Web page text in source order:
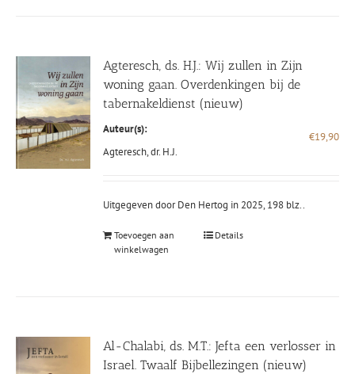
Agteresch, ds. H.J.: Wij zullen in Zijn
woning gaan. Overdenkingen bij de
tabernakeldienst (nieuw)
Auteur(s):
Agteresch, dr. H.J.
€19,90
Uitgegeven door Den Hertog in 2025, 198 blz..
Toevoegen aan
winkelwagen
Details
Al-Chalabi, ds. M.T.: Jefta een verlosser in
Israel. Twaalf Bijbellezingen (nieuw)